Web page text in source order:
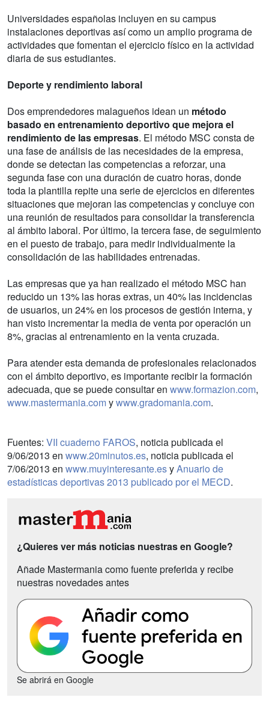
Universidades españolas incluyen en su campus
instalaciones deportivas así como un amplio programa de
actividades que fomentan el ejercicio físico en la actividad
diaria de sus estudiantes.
Deporte y rendimiento laboral
Dos emprendedores malagueños idean un método
basado en entrenamiento deportivo que mejora el
rendimiento de las empresas. El método MSC consta de
una fase de análisis de las necesidades de la empresa,
donde se detectan las competencias a reforzar, una
segunda fase con una duración de cuatro horas, donde
toda la plantilla repite una serie de ejercicios en diferentes
situaciones que mejoran las competencias y concluye con
una reunión de resultados para consolidar la transferencia
al ámbito laboral. Por último, la tercera fase, de seguimiento
en el puesto de trabajo, para medir individualmente la
consolidación de las habilidades entrenadas.
Las empresas que ya han realizado el método MSC han
reducido un 13% las horas extras, un 40% las incidencias
de usuarios, un 24% en los procesos de gestión interna, y
han visto incrementar la media de venta por operación un
8%, gracias al entrenamiento en la venta cruzada.
Para atender esta demanda de profesionales relacionados
con el ámbito deportivo, es importante recibir la formación
adecuada, que se puede consultar en www.formazion.com,
www.mastermania.comywww.gradomania.com.
Fuentes: VII cuaderno FAROS, noticia publicada el
9/06/2013 en www.20minutos.es, noticia publicada el
7/06/2013 en www.muyinteresante.esyAnuario de
estadísticas deportivas 2013 publicado por el MECD.
¿Quieres ver más noticias nuestras en Google?
Añade Mastermania como fuente preferida y recibe
nuestras novedades antes
Se abrirá en Google